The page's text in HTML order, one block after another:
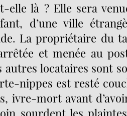
elle là ? Elle sera
d’une ville
La propriétaire du
et menée au
locataires sont
nippes est resté
ivre-mort avant